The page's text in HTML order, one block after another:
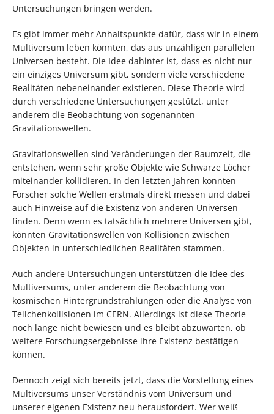
Untersuchungen bringen werden.
Es gibt immer mehr Anhaltspunkte dafür, dass wir in einem
Multiversum leben könnten, das aus unzähligen parallelen
Universen besteht. Die Idee dahinter ist, dass es nicht nur
ein einziges Universum gibt, sondern viele verschiedene
Realitäten nebeneinander existieren. Diese Theorie wird
durch verschiedene Untersuchungen gestützt, unter
anderem die Beobachtung von sogenannten
Gravitationswellen.
Gravitationswellen sind Veränderungen der Raumzeit, die
entstehen, wenn sehr große Objekte wie Schwarze Löcher
miteinander kollidieren. In den letzten Jahren konnten
Forscher solche Wellen erstmals direkt messen und dabei
auch Hinweise auf die Existenz von anderen Universen
finden. Denn wenn es tatsächlich mehrere Universen gibt,
könnten Gravitationswellen von Kollisionen zwischen
Objekten in unterschiedlichen Realitäten stammen.
Auch andere Untersuchungen unterstützen die Idee des
Multiversums, unter anderem die Beobachtung von
kosmischen Hintergrundstrahlungen oder die Analyse von
Teilchenkollisionen im CERN. Allerdings ist diese Theorie
noch lange nicht bewiesen und es bleibt abzuwarten, ob
weitere Forschungsergebnisse ihre Existenz bestätigen
können.
Dennoch zeigt sich bereits jetzt, dass die Vorstellung eines
Multiversums unser Verständnis vom Universum und
unserer eigenen Existenz neu herausfordert. Wer weiß